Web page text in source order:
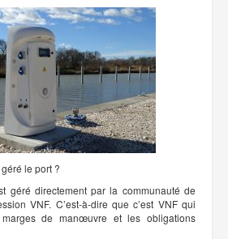
le port ?
géré directement par la communauté de
VNF. C’est-à-dire que c’est VNF qui
de manœuvre et les obligations